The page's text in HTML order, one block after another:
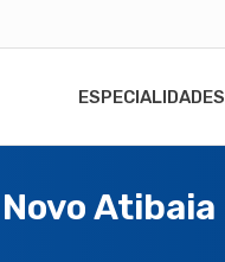
ESPECIALIDADES
Atibaia